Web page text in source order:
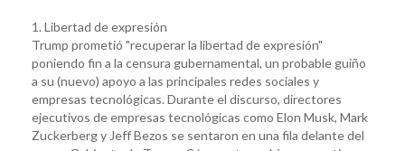
1. Libertad de expresión
Trump prometió "recuperar la libertad de expresión"
poniendo fin a la censura gubernamental, un probable guiño
a su (nuevo) apoyo a las principales redes sociales y
empresas tecnológicas. Durante el discurso, directores
ejecutivos de empresas tecnológicas como Elon Musk, Mark
Zuckerberg y Jeff Bezos se sentaron en una fila delante del